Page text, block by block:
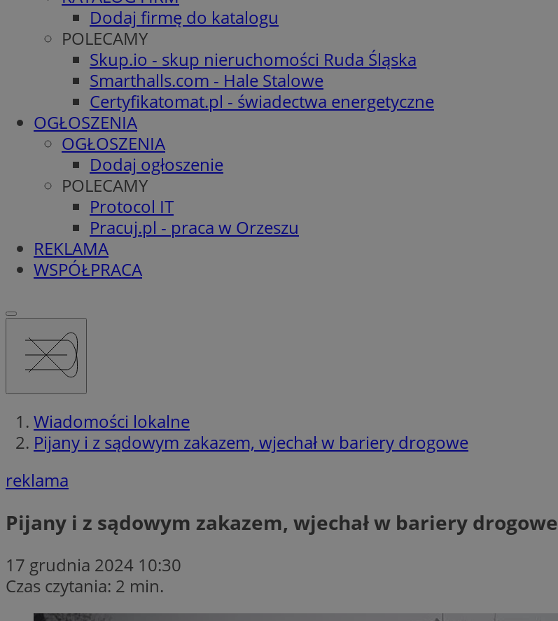
Dodaj firmę do katalogu
POLECAMY
Skup.io - skup nieruchomości Ruda Śląska
Smarthalls.com - Hale Stalowe
Certyfikatomat.pl - świadectwa energetyczne
OGŁOSZENIA
OGŁOSZENIA
Dodaj ogłoszenie
POLECAMY
Protocol IT
Pracuj.pl - praca w Orzeszu
REKLAMA
WSPÓŁPRACA
Wiadomości lokalne
Pijany i z sądowym zakazem, wjechał w bariery drogowe
reklama
Pijany i z sądowym zakazem, wjechał w bariery drogowe
17 grudnia 2024 10:30
Czas czytania: 2 min.